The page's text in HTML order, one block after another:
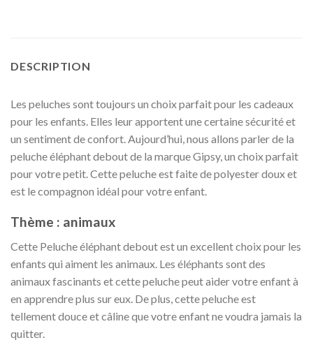
DESCRIPTION
Les peluches sont toujours un choix parfait pour les cadeaux
pour les enfants. Elles leur apportent une certaine sécurité et
un sentiment de confort. Aujourd’hui, nous allons parler de la
peluche éléphant debout de la marque Gipsy, un choix parfait
pour votre petit. Cette peluche est faite de polyester doux et
est le compagnon idéal pour votre enfant.
Thème : animaux
Cette Peluche éléphant debout est un excellent choix pour les
enfants qui aiment les animaux. Les éléphants sont des
animaux fascinants et cette peluche peut aider votre enfant à
en apprendre plus sur eux. De plus, cette peluche est
tellement douce et câline que votre enfant ne voudra jamais la
quitter.